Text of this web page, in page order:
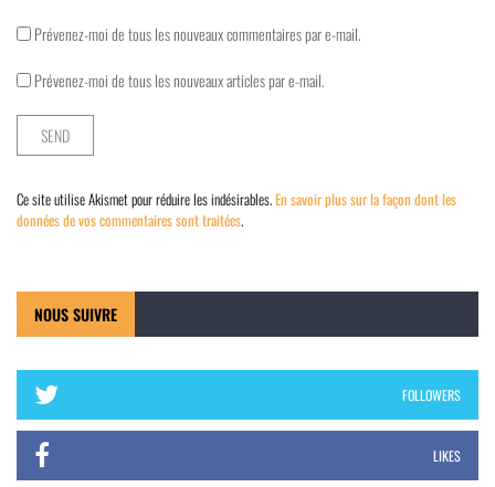
Prévenez-moi de tous les nouveaux commentaires par e-mail.
Prévenez-moi de tous les nouveaux articles par e-mail.
Ce site utilise Akismet pour réduire les indésirables.En savoir plus sur la façon dont les
données de vos commentaires sont traitées.
NOUS SUIVRE
FOLLOWERS
LIKES